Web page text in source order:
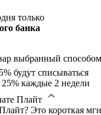
только
банка
выбранный способом
будут списываться
каждые 2 недели
Плайт
Это короткая